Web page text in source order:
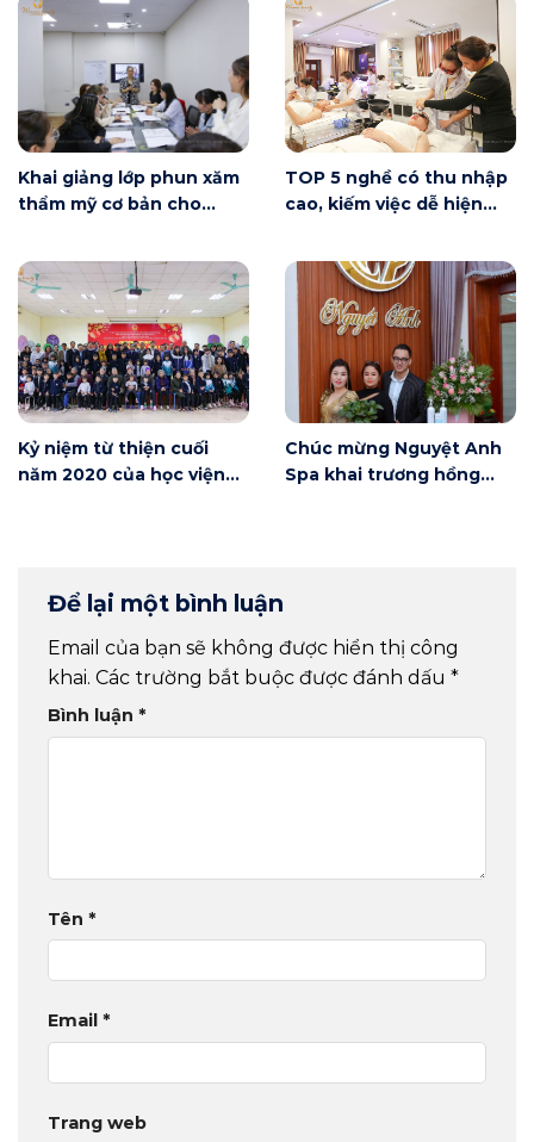
Khai giảng lớp phun xăm
thẩm mỹ cơ bản cho
Nội
TOP 5 nghề có thu nhập
cao, kiếm việc dễ hiện
Kỷ niệm từ thiện cuối
năm 2020 của học viện
Chúc mừng Nguyệt Anh
Spa khai trương hồng
Để lại một bình luận
Email của bạn sẽ không được hiển thị công
khai. Các trường bắt buộc được đánh dấu *
Bình luận *
Tên *
Email *
Trang web